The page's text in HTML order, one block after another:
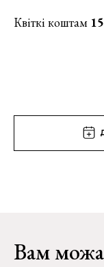
Квіткі коштам
Вам можа